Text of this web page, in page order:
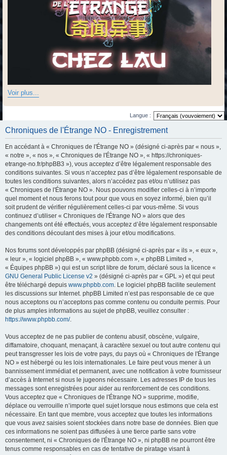
Voir plus...
Langue :
Chroniques de l'Étrange NO - Enregistrement
En accédant à « Chroniques de l'Étrange NO » (désigné ci-après par « nous »,
« notre », « nos », « Chroniques de l'Étrange NO », « https://chroniques-
etrange-no.fr/phpBB3 »), vous acceptez d’être légalement responsable des
conditions suivantes. Si vous n’acceptez pas d’être légalement responsable de
toutes les conditions suivantes, alors n’accédez pas et/ou n’utilisez pas
« Chroniques de l'Étrange NO ». Nous pouvons modifier celles-ci à n’importe
quel moment et nous ferons tout pour que vous en soyez informé, bien qu’il
soit prudent de vérifier régulièrement celles-ci par vous-même. Si vous
continuez d’utiliser « Chroniques de l'Étrange NO » alors que des
changements ont été effectués, vous acceptez d’être légalement responsable
des conditions découlant des mises à jour et/ou modifications.
Nos forums sont développés par phpBB (désigné ci-après par « ils », « eux »,
« leur », « logiciel phpBB », « www.phpbb.com », « phpBB Limited »,
« Équipes phpBB ») qui est un script libre de forum, déclaré sous la licence «
GNU General Public License v2 » (désigné ci-après par « GPL ») et qui peut
être téléchargé depuis www.phpbb.com . Le logiciel phpBB facilite seulement
les discussions sur Internet. phpBB Limited n’est pas responsable de ce que
nous acceptons ou n’acceptons pas comme contenu ou conduite permis. Pour
de plus amples informations au sujet de phpBB, veuillez consulter :
https://www.phpbb.com/.
Vous acceptez de ne pas publier de contenu abusif, obscène, vulgaire,
diffamatoire, choquant, menaçant, à caractère sexuel ou tout autre contenu qui
peut transgresser les lois de votre pays, du pays où « Chroniques de l'Étrange
NO » est hébergé ou les lois internationales. Le faire peut vous mener à un
bannissement immédiat et permanent, avec une notification à votre fournisseur
d’accès à Internet si nous le jugeons nécessaire. Les adresses IP de tous les
messages sont enregistrées pour aider au renforcement de ces conditions.
Vous acceptez que « Chroniques de l'Étrange NO » supprime, modifie,
déplace ou verrouille n’importe quel sujet lorsque nous estimons que cela est
nécessaire. En tant que membre, vous acceptez que toutes les informations
que vous avez saisies soient stockées dans notre base de données. Bien que
ces informations ne soient pas diffusées à une tierce partie sans votre
consentement, ni « Chroniques de l'Étrange NO », ni phpBB ne pourront être
tenus comme responsables en cas de tentative de piratage visant à